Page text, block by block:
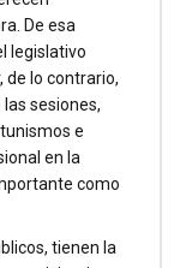
De esa
legislativo
de lo contrario,
sesiones,
e
en la
como
tienen la